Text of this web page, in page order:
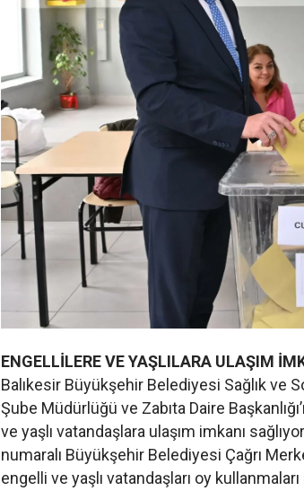
ENGELLİLERE VE YAŞLILARA ULAŞIM
Balıkesir Büyükşehir Belediyesi Sağlık ve
Şube Müdürlüğü ve Zabıta Daire
ve yaşlı vatandaşlara ulaşım imkanı
numaralı Büyükşehir Belediyesi Çağrı
engelli ve yaşlı vatandaşları oy